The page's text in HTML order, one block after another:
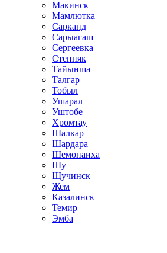
Макинск
Мамлютка
Сарканд
Сарыагаш
Сергеевка
Степняк
Тайынша
Талгар
Тобыл
Ушарал
Уштобе
Хромтау
Шалкар
Шардара
Шемонаиха
Шу
Щучинск
Жем
Казалинск
Темир
Эмба